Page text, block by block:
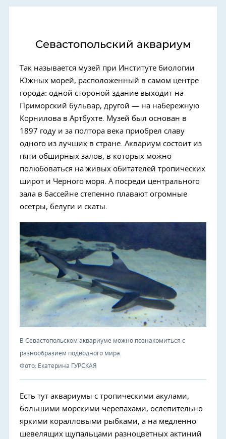
Севастопольский аквариум
Так называется музей при Институте биологии
Южных морей, расположенный в самом центре
города: одной стороной здание выходит на
Приморский бульвар, другой — на набережную
Корнилова в Артбухте. Музей был основан в
1897 году и за полтора века приобрел славу
одного из лучших в стране. Аквариум состоит из
пяти обширных залов, в которых можно
полюбоваться на живых обитателей тропических
широт и Черного моря. А посреди центрального
зала в бассейне степенно плавают огромные
осетры, белуги и скаты.
В Севастопольском аквариуме можно познакомиться с
разнообразием подводного мира.
Фото: Екатерина ГУРСКАЯ
Есть тут аквариумы с тропическими акулами,
большими морскими черепахами, ослепительно
яркими коралловыми рыбками, а на медленно
шевелящих щупальцами разноцветных актиний